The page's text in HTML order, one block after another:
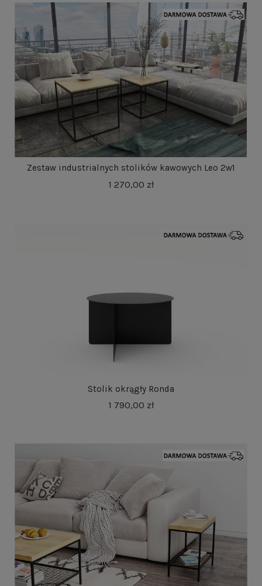
Zestaw industrialnych stolików kawowych Leo 2w1
1 270,00 zł
Stolik okrągły Ronda
1 790,00 zł